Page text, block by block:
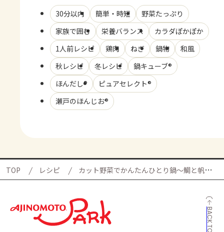
30分以内 簡単・時短
野菜たっぷり
家族で囲む
栄養バランス
カラダぽかぽか
1人前レシピ
鶏肉 ねぎ 鍋物
和風
秋レシピ
冬レシピ
鍋キューブ®
ほんだし®
ピュアセレクト®
瀬戸のほんじお®
TOP レシピ カット野菜でかんたんひとり鍋～鯛と帆立の極みだし～の献立